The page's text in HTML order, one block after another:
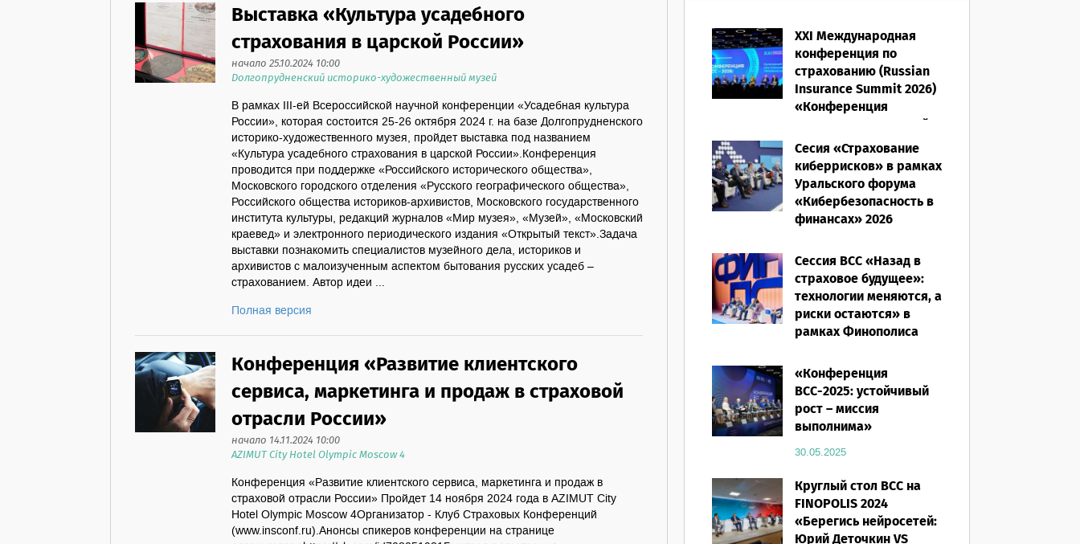
Выставка «Культура усадебного
страхования в царской России»
начало 25.10.2024 10:00
Долгопрудненский историко-художественный музей
В рамках III-ей Всероссийской научной конференции «Усадебная культура
России», которая состоится 25-26 октября 2024 г. на базе Долгопрудненского
историко-художественного музея, пройдет выставка под названием
«Культура усадебного страхования в царской России».Конференция
проводится при поддержке «Российского исторического общества»,
Московского городского отделения «Русского географического общества»,
Российского общества историков-архивистов, Московского государственного
института культуры, редакций журналов «Мир музея», «Музей», «Московский
краевед» и электронного периодического издания «Открытый текст».Задача
выставки познакомить специалистов музейного дела, историков и
архивистов с малоизученным аспектом бытования русских усадеб –
страхованием. Автор идеи ...
Полная версия
Конференция «Развитие клиентского
сервиса, маркетинга и продаж в страховой
отрасли России»
начало 14.11.2024 10:00
AZIMUT City Hotel Olympic Moscow 4
Конференция «Развитие клиентского сервиса, маркетинга и продаж в
страховой отрасли России» Пройдет 14 ноября 2024 года в AZIMUT City
Hotel Olympic Moscow 4Организатор - Клуб Страховых Конференций
(www.insconf.ru).Анонсы спикеров конференции на странице
XXI Международная
конференция по
страхованию (Russian
Insurance Summit 2026)
«Конференция
ВСС-2026: Культурный
код страхования/
Человеческий фактор»
28.05.2026
Сесия «Страхование
киберрисков» в рамках
Уральского форума
«Кибербезопасность в
финансах» 2026
Сессия ВСС «Назад в
страховое будущее»:
технологии меняются, а
риски остаются» в
рамках Финополиса
16.03.2026
«Конференция
ВСС-2025: устойчивый
рост – миссия
выполнима»
30.05.2025
Круглый стол ВСС на
FINOPOLIS 2024
«Берегись нейросетей:
Юрий Деточкин VS